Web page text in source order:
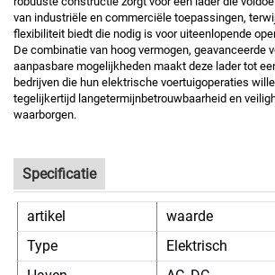
van industriële en commerciële toepassingen,
flexibiliteit biedt die nodig is voor uiteenlopende
De combinatie van hoog vermogen, geavanceerde
aanpasbare mogelijkheden maakt deze lader tot
bedrijven die hun elektrische voertuigoperaties
tegelijkertijd langetermijnbetrouwbaarheid en
waarborgen.
Specificatie
artikel
waarde
Type
Elektrisch